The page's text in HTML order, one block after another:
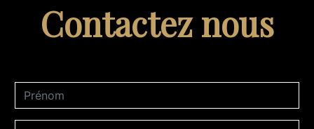
Contactez nous